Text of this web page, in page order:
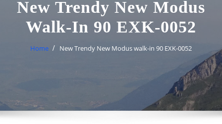
New Trendy New Modus
Walk-In 90 EXK-0052
Home New Trendy New Modus walk-in 90 EXK-0052